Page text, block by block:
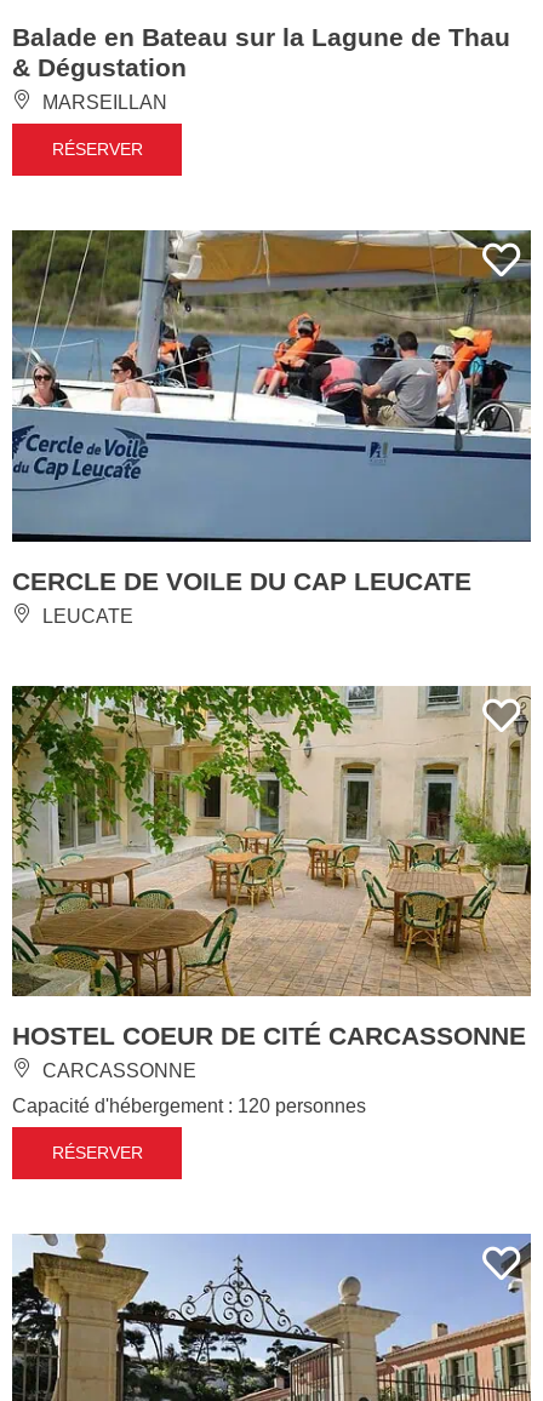
Balade en Bateau sur la Lagune de Thau
& Dégustation
MARSEILLAN
RÉSERVER
CERCLE DE VOILE DU CAP LEUCATE
LEUCATE
HOSTEL COEUR DE CITÉ CARCASSONNE
CARCASSONNE
Capacité d'hébergement : 120 personnes
RÉSERVER